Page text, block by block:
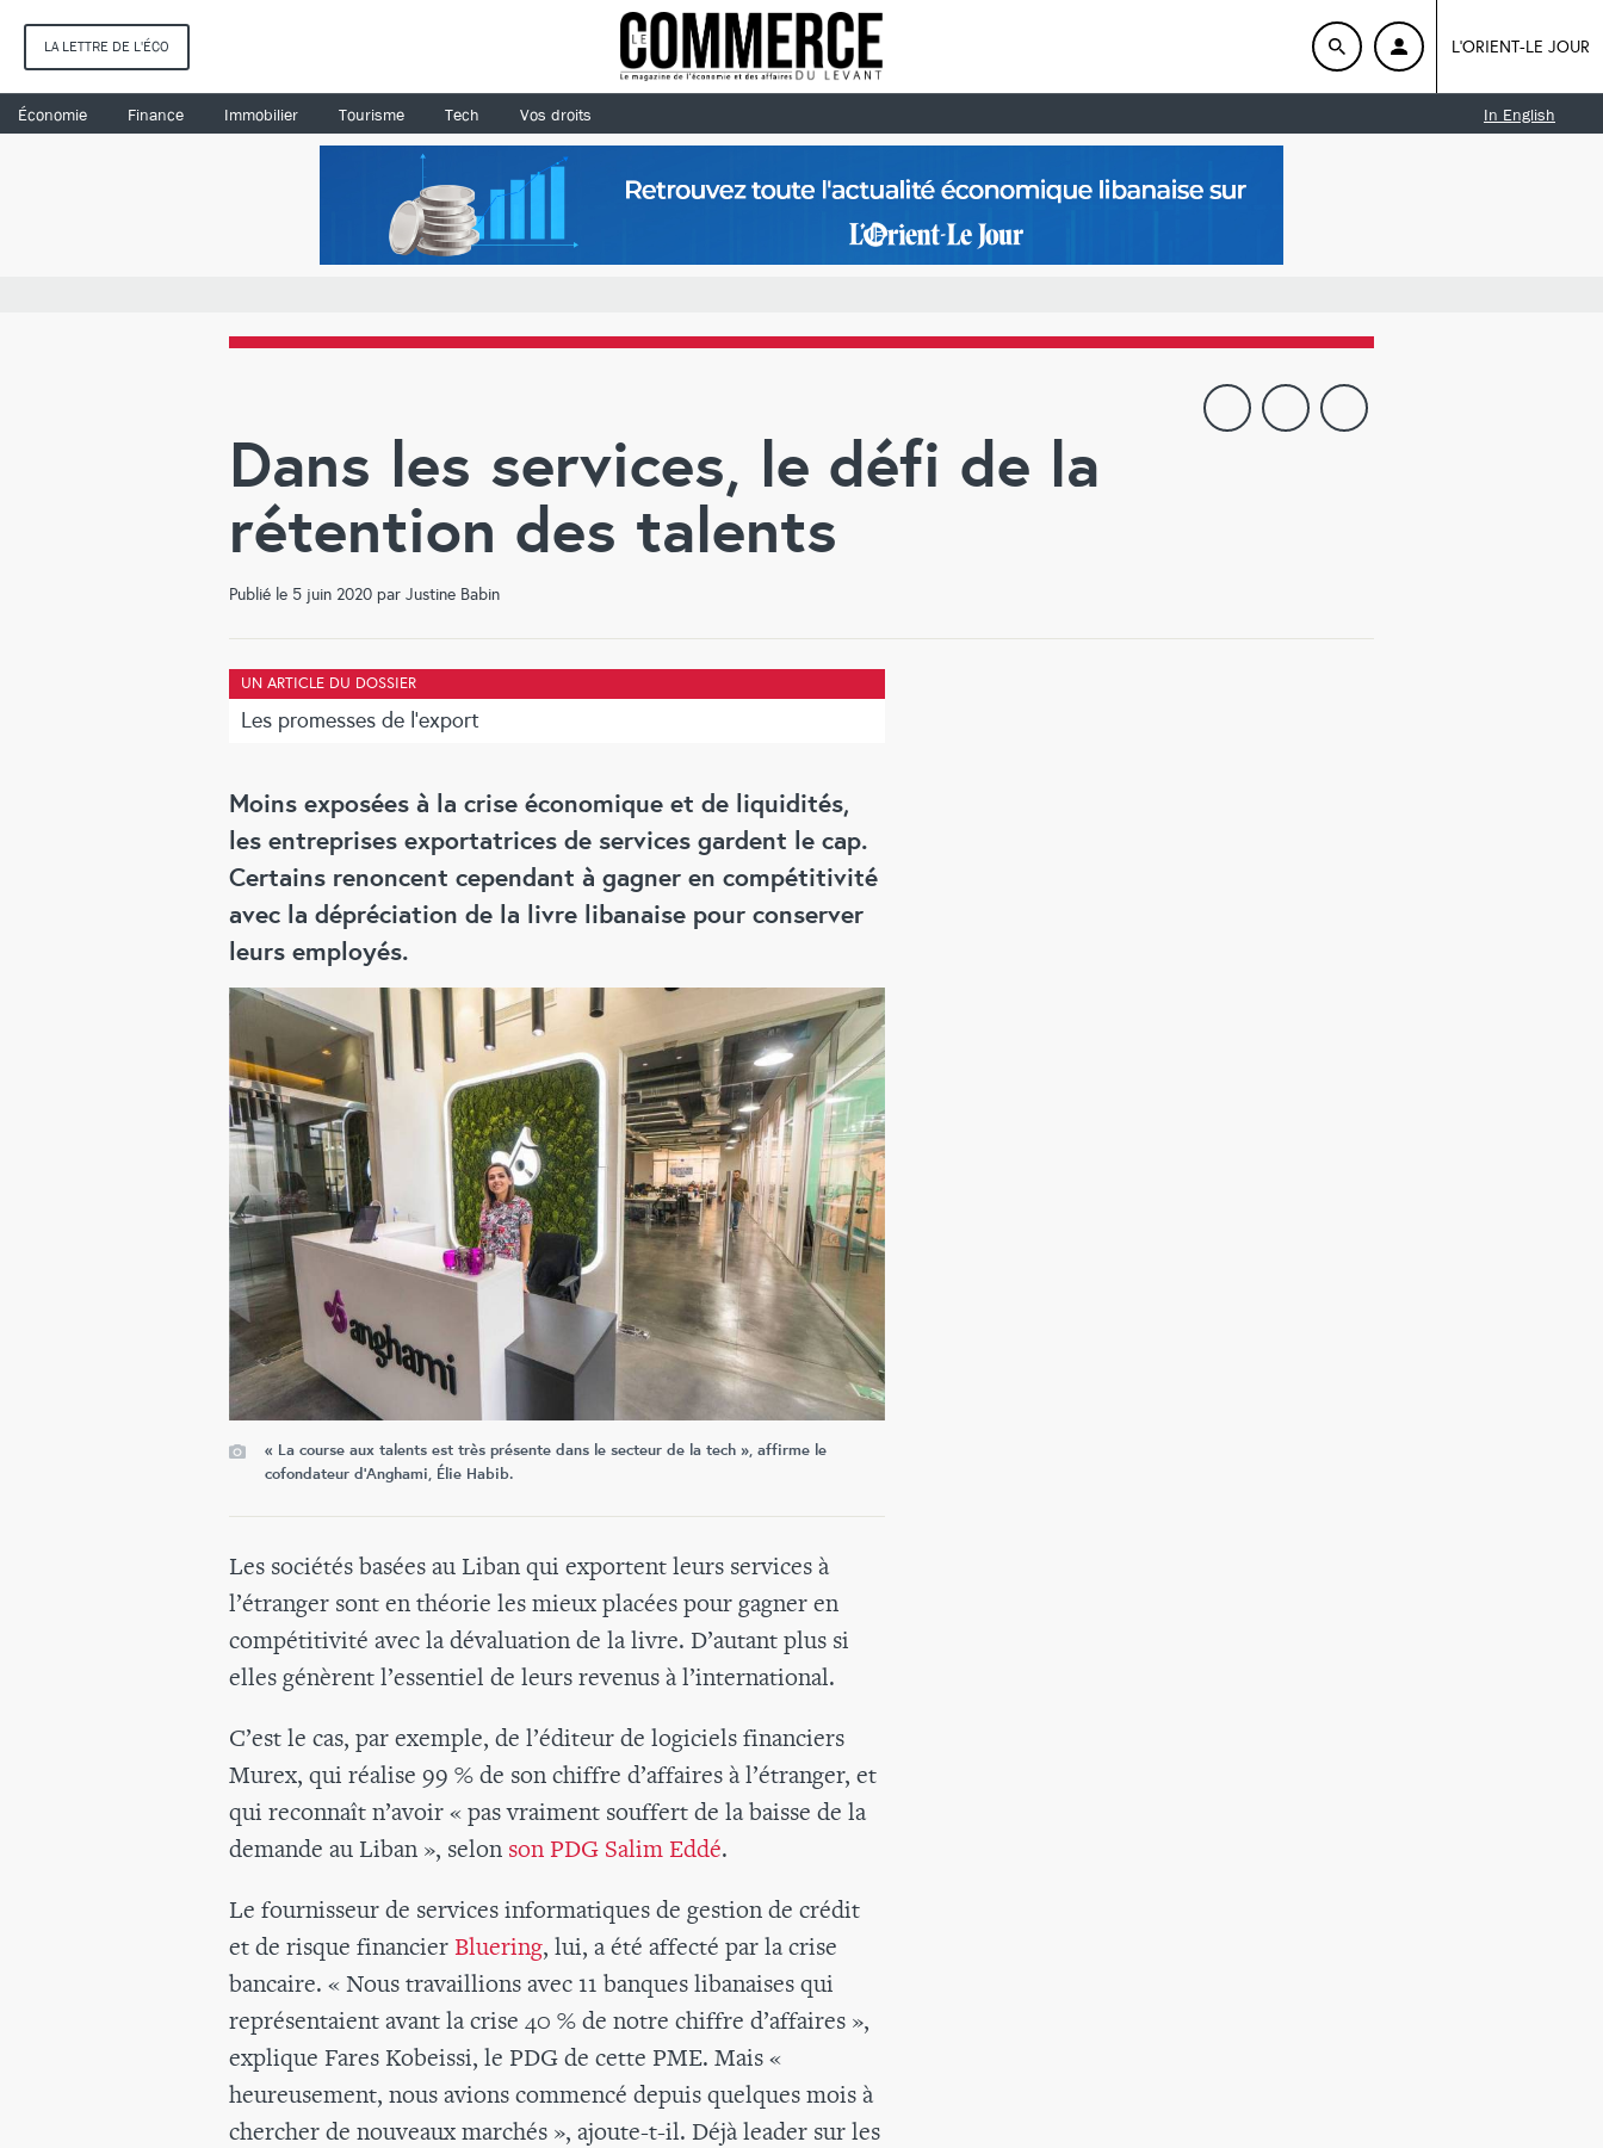
LA LETTRE DE L'ÉCO L'ORIENT-LE JOUR
Économie Finance Immobilier Tourisme Tech Vos droits In English
Dans les services, le défi de la
rétention des talents
Publié le 5 juin 2020 par Justine Babin
UN ARTICLE DU DOSSIER
Les promesses de l'export
Moins exposées à la crise économique et de liquidités,
les entreprises exportatrices de services gardent le cap.
Certains renoncent cependant à gagner en compétitivité
avec la dépréciation de la livre libanaise pour conserver
leurs employés.
« La course aux talents est très présente dans le secteur de la tech », affirme le
cofondateur d'Anghami, Élie Habib.
Les sociétés basées au Liban qui exportent leurs services à
l’étranger sont en théorie les mieux placées pour gagner en
compétitivité avec la dévaluation de la livre. D’autant plus si
elles génèrent l’essentiel de leurs revenus à l’international.
C’est le cas, par exemple, de l’éditeur de logiciels financiers
Murex, qui réalise 99 % de son chiffre d’affaires à l’étranger, et
qui reconnaît n’avoir « pas vraiment souffert de la baisse de la
demande au Liban », selon son PDG Salim Eddé.
Le fournisseur de services informatiques de gestion de crédit
et de risque financier Bluering, lui, a été affecté par la crise
bancaire. « Nous travaillions avec 11 banques libanaises qui
représentaient avant la crise 40 % de notre chiffre d’affaires »,
explique Fares Kobeissi, le PDG de cette PME. Mais «
heureusement, nous avions commencé depuis quelques mois à
chercher de nouveaux marchés », ajoute-t-il. Déjà leader sur les